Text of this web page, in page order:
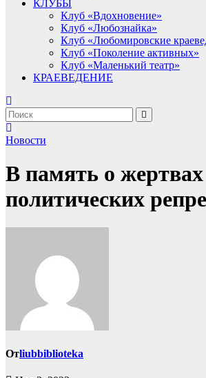
КЛУБЫ
Клуб «Вдохновение»
Клуб «Любознайка»
Клуб «Любомировские
Клуб «Поколение активных»
Клуб «Маленький театр»
КРАЕВЕДЕНИЕ
Новости
В память о жертвах
политических
Отliubbiblioteka